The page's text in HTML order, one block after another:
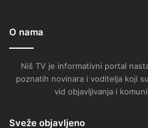
O nama
Niš TV je informativni portal
poznatih novinara i voditelja koji
vid objavljivanja i
Sveže objavljeno